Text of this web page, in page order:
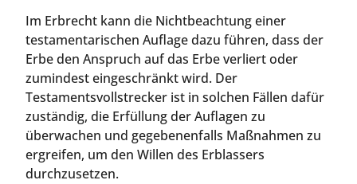
Im Erbrecht kann die Nichtbeachtung einer
testamentarischen Auflage dazu führen, dass der
Erbe den Anspruch auf das Erbe verliert oder
zumindest eingeschränkt wird. Der
Testamentsvollstrecker ist in solchen Fällen dafür
zuständig, die Erfüllung der Auflagen zu
überwachen und gegebenenfalls Maßnahmen zu
ergreifen, um den Willen des Erblassers
durchzusetzen.